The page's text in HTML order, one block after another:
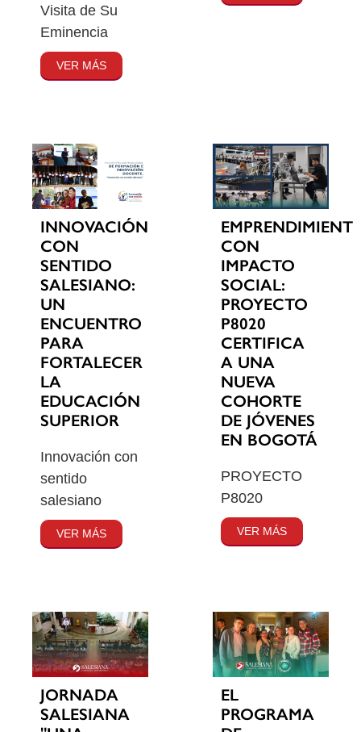
Visita de Su
Eminencia
VER MÁS
INNOVACIÓN
CON
SENTIDO
SALESIANO:
UN
ENCUENTRO
PARA
FORTALECER
LA
EDUCACIÓN
SUPERIOR
Innovación con
sentido
salesiano
VER MÁS
CON
IMPACTO
SOCIAL:
PROYECTO
P8020
CERTIFICA
A UNA
NUEVA
COHORTE
DE JÓVENES
EN BOGOTÁ
PROYECTO
P8020
VER MÁS
JORNADA
SALESIANA
EL
PROGRAMA